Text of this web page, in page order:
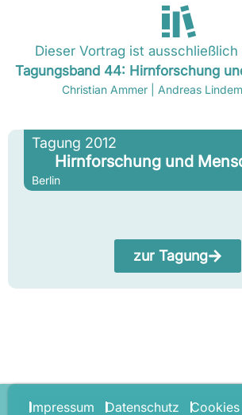
Dieser Vortrag ist
Tagungsband 44: Hirnforschung
Christian Ammer | Andreas
Tagung 2012
Hirnforschung und
Berlin
zur Tagung
Impressum Datenschutz Cookies